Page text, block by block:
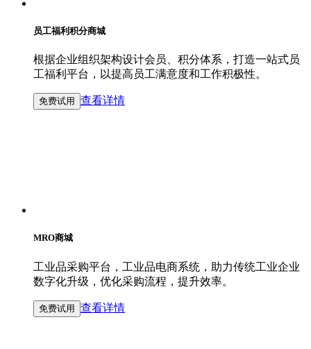
员工福利积分商城
根据企业组织架构设计会员、积分体系，打造一站式员
工福利平台，以提高员工满意度和工作积极性。
免费试用 查看详情
MRO商城
工业品采购平台，工业品电商系统，助力传统工业企业
数字化升级，优化采购流程，提升效率。
免费试用 查看详情